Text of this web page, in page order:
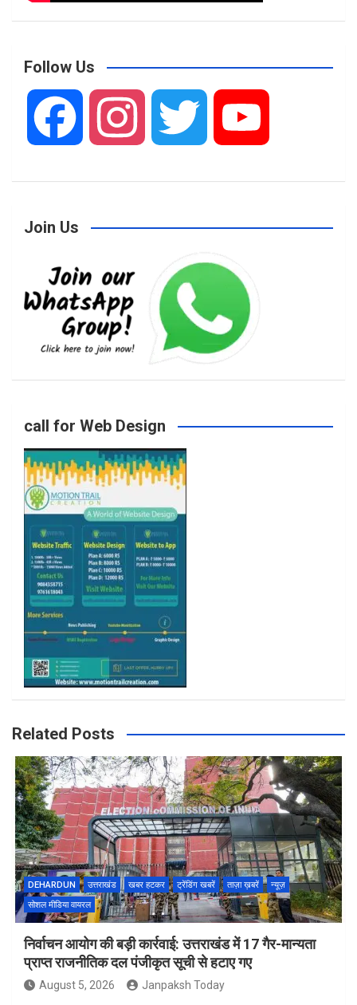
Follow Us
e
b
o
k
s
r
a
m
i u
Join Us
call for Web Design
Related Posts
DEHARDUN उत्तराखंड खबर हटकर ट्रेंडिंग खबरें ताज़ा ख़बरें
न्यूज़
सोशल मीडिया वायरल
निर्वाचन आयोग की बड़ी कार्रवाई: उत्तराखंड में 17 गैर-मान्यता
प्राप्त राजनीतिक दल पंजीकृत सूची से हटाए गए
August 5, 2026 Janpaksh Today